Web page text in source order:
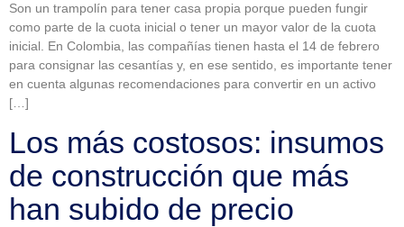
Son un trampolín para tener casa propia porque pueden fungir
como parte de la cuota inicial o tener un mayor valor de la cuota
inicial. En Colombia, las compañías tienen hasta el 14 de febrero
para consignar las cesantías y, en ese sentido, es importante tener
en cuenta algunas recomendaciones para convertir en un activo
[…]
Los más costosos: insumos
de construcción que más
han subido de precio